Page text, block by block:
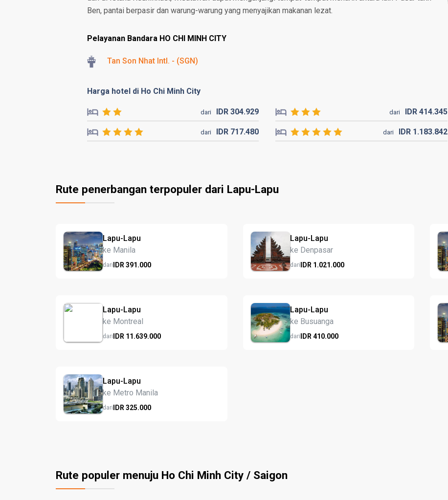
Ben, pantai berpasir dan warung-warung yang menyajikan makanan lezat.
Pelayanan Bandara HO CHI MINH CITY
Tan Son Nhat Intl. - (SGN)
Harga hotel di Ho Chi Minh City
dari IDR304.929 dari IDR 414.345
dari IDR 717.480 dari IDR 1.183.842
Rute penerbangan terpopuler dari Lapu-Lapu
Lapu-Lapu
ke Manila
dariIDR 391.000
Lapu-Lapu
ke Denpasar
dariIDR 1.021.000
Lapu-Lapu
ke Montreal
dariIDR 11.639.000
Lapu-Lapu
ke Busuanga
dariIDR 410.000
Lapu-Lapu
ke Metro Manila
dariIDR 325.000
Rute populer menuju Ho Chi Minh City / Saigon